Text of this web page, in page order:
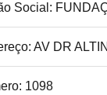
Social:
AV DR
1098